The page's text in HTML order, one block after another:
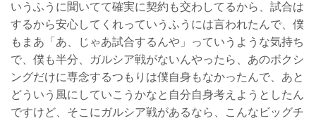
いうふうに聞いてて確実に契約も交わしてるから、試合は
するから安心してくれっていうふうには言われたんで、僕
もまあ「あ、じゃあ試合するんや」っていうような気持ち
で、僕も半分、ガルシア戦がないんやったら、あのボクシ
ングだけに専念するつもりは僕自身もなかったんで、あと
どういう風にしていこうかなと自分自身考えようとしたん
ですけど、そこにガルシア戦があるなら、こんなビッグチ